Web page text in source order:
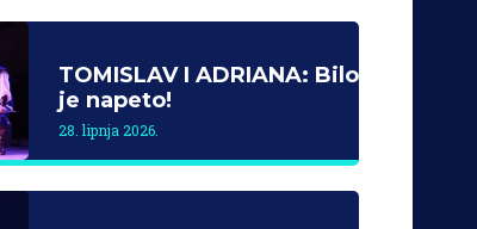
TOMISLAV I ADRIANA: Bilo
je napeto!
28. lipnja 2026.